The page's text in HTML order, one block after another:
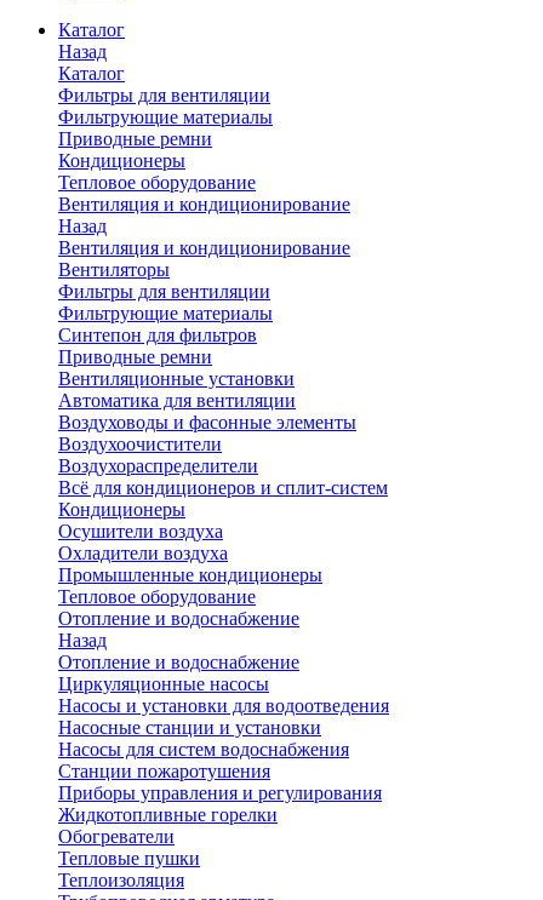
Каталог
Назад
Каталог
Фильтры для вентиляции
Фильтрующие материалы
Приводные ремни
Кондиционеры
Тепловое оборудование
Вентиляция и кондиционирование
Назад
Вентиляция и кондиционирование
Вентиляторы
Фильтры для вентиляции
Фильтрующие материалы
Синтепон для фильтров
Приводные ремни
Вентиляционные установки
Автоматика для вентиляции
Воздуховоды и фасонные элементы
Воздухоочистители
Воздухораспределители
Всё для кондиционеров и сплит-систем
Кондиционеры
Осушители воздуха
Охладители воздуха
Промышленные кондиционеры
Тепловое оборудование
Отопление и водоснабжение
Назад
Отопление и водоснабжение
Циркуляционные насосы
Насосы и установки для водоотведения
Насосные станции и установки
Насосы для систем водоснабжения
Станции пожаротушения
Приборы управления и регулирования
Жидкотопливные горелки
Обогреватели
Тепловые пушки
Теплоизоляция